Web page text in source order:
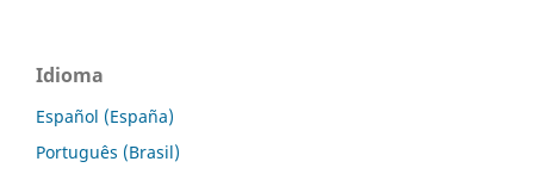
Idioma
Español (España)
Português (Brasil)